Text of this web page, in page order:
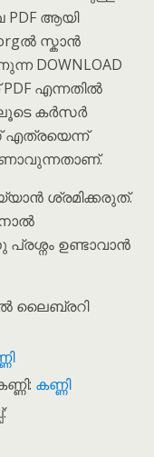
PDF ആയി
സ്കാൻ
DOWNLOAD
PDF എന്നതിൽ
കർസർ
എത്രയെന്ന്
ശ്രമിക്കരുത്.
ഉണ്ടാവാൻ
ലൈബ്രറി
കണ്ണി